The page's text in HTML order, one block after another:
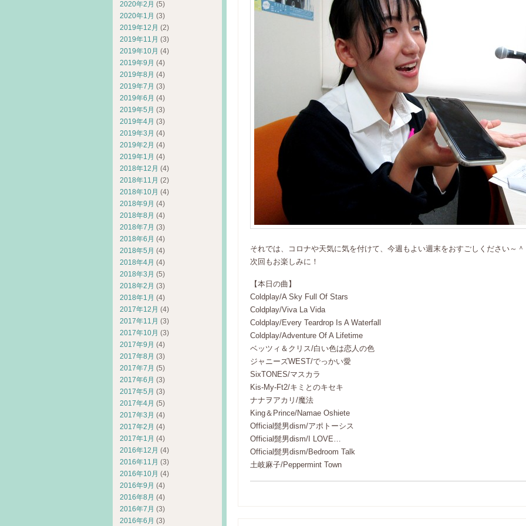
それでは、コロナや天気に気を付けて、今週もよい週末をおすごしください～
次回もお楽しみに！
【本日の曲】
Coldplay/A Sky Full Of Stars
Coldplay/Viva La Vida
Coldplay/Every Teardrop Is A Waterfall
Coldplay/Adventure Of A Lifetime
ベッツィ＆クリス/白い色は恋人の色
ジャニーズWEST/でっかい愛
SixTONES/マスカラ
Kis-My-Ft2/キミとのキセキ
ナナヲアカリ/魔法
King＆Prince/Namae Oshiete
Official髭男dism/アポトーシス
Official髭男dism/I LOVE…
Official髭男dism/Bedroom Talk
土岐麻子/Peppermint Town
2020年2月 (5)
2020年1月 (3)
2019年12月 (2)
2019年11月 (3)
2019年10月 (4)
2019年9月 (4)
2019年8月 (4)
2019年7月 (3)
2019年6月 (4)
2019年5月 (3)
2019年4月 (3)
2019年3月 (4)
2019年2月 (4)
2019年1月 (4)
2018年12月 (4)
2018年11月 (2)
2018年10月 (4)
2018年9月 (4)
2018年8月 (4)
2018年7月 (3)
2018年6月 (4)
2018年5月 (4)
2018年4月 (4)
2018年3月 (5)
2018年2月 (3)
2018年1月 (4)
2017年12月 (4)
2017年11月 (3)
2017年10月 (3)
2017年9月 (4)
2017年8月 (3)
2017年7月 (5)
2017年6月 (3)
2017年5月 (3)
2017年4月 (5)
2017年3月 (4)
2017年2月 (4)
2017年1月 (4)
2016年12月 (4)
2016年11月 (3)
2016年10月 (4)
2016年9月 (4)
2016年8月 (4)
2016年7月 (3)
2016年6月 (3)